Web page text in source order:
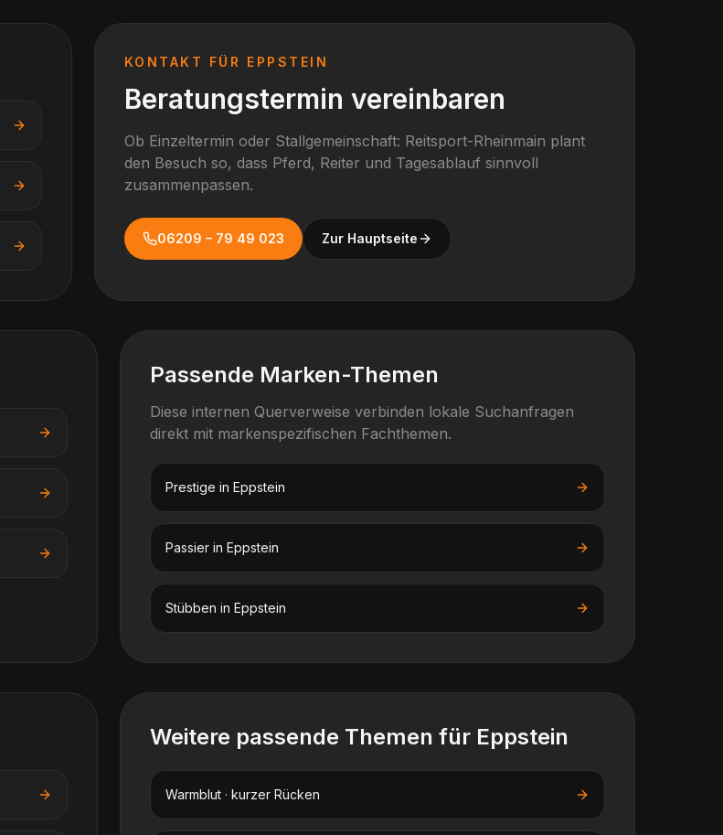
KONTAKT FÜR EPPSTEIN
Beratungstermin vereinbaren
Ob Einzeltermin oder Stallgemeinschaft: Reitsport-Rheinmain plant
den Besuch so, dass Pferd, Reiter und Tagesablauf sinnvoll
zusammenpassen.
06209 – 79 49 023 Zur Hauptseite
Passende Marken-Themen
Diese internen Querverweise verbinden lokale Suchanfragen
direkt mit markenspezifischen Fachthemen.
Prestige in Eppstein
Passier in Eppstein
Stübben in Eppstein
Weitere passende Themen für Eppstein
Warmblut · kurzer Rücken